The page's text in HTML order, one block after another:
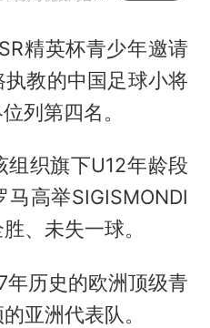
精英杯青少年邀请
教的中国足球小将
列第四名。
织旗下U12年龄段
高举SIGISMONDI
、未失一球。
历史的欧洲顶级青
亚洲代表队。